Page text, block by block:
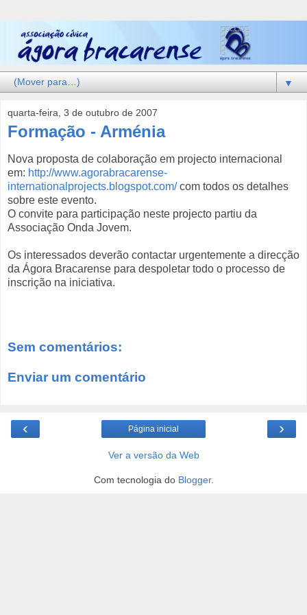
▼
quarta-feira, 3 de outubro de 2007
Formação - Arménia
Nova proposta de colaboração em projecto internacional
em: http://www.agorabracarense-
internationalprojects.blogspot.com/com todos os detalhes
sobre este evento.
O convite para participação neste projecto partiu da
Associação Onda Jovem.
Os interessados deverão contactar urgentemente a direcção
da Ágora Bracarense para despoletar todo o processo de
inscrição na iniciativa.
Sem comentários:
Enviar um comentário
‹ ›
Página inicial
Ver a versão da Web
Com tecnologia do Blogger.